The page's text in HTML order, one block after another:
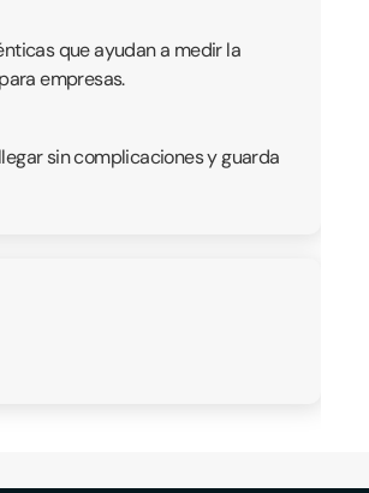
que ayudan a medir la
empresas.
sin complicaciones y guarda